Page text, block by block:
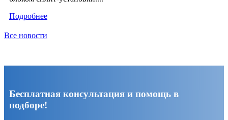
Подробнее
Все новости
Бесплатная консультация и помощь в
подборе!